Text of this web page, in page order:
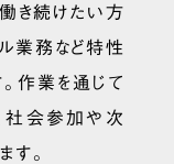
き続けたい方
業務など特性
作業を通じて
社会参加や次
す。